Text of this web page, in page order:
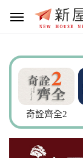
奇詮齊全2